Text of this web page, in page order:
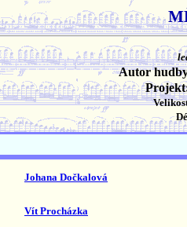
Autor
Johana Dočkalová
Vít Procházka